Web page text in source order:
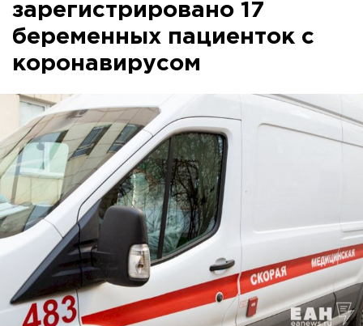
зарегистрировано 17
беременных пациенток с
коронавирусом